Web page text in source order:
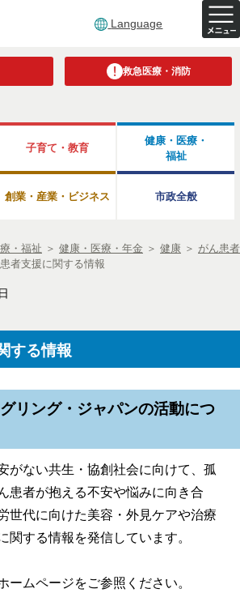
Language
救急医療・消防
子育て・教育
健康・医療・
福祉
創業・産業・ビジネス 市政全般
・福祉 ＞ 健康・医療・年金 ＞ 健康 ＞ がん患者
者支援に関する情報
する情報
リング・ジャパンの活動につ
がない共生・協創社会に向けて、孤
患者が抱える不安や悩みに向き合
世代に向けた美容・外見ケアや治療
関する情報を発信しています。
ームページをご参照ください。